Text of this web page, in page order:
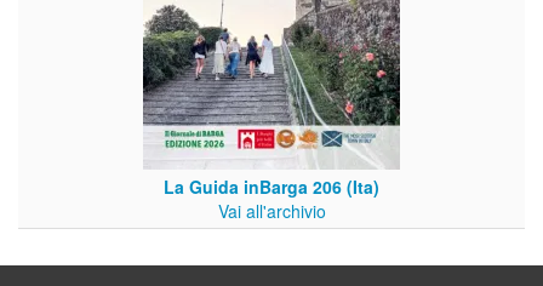
La Guida inBarga 206 (Ita)
Vai all'archivio